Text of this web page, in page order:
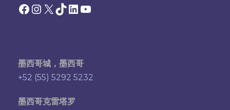
Facebook Instagram X TikTok 领英YouTube
墨西哥城，墨西哥
+52 (55) 5292 5232
墨西哥克雷塔罗